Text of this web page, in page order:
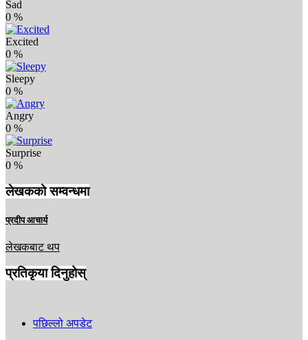
Sad
0 %
Excited
0 %
Sleepy
0 %
Angry
0 %
Surprise
0 %
लेखकको सम्वन्धमा
प्रदीप आचार्य
लेखकबाट थप
प्रतिकृया दिनुहोस्
पछिल्लो अपडेट